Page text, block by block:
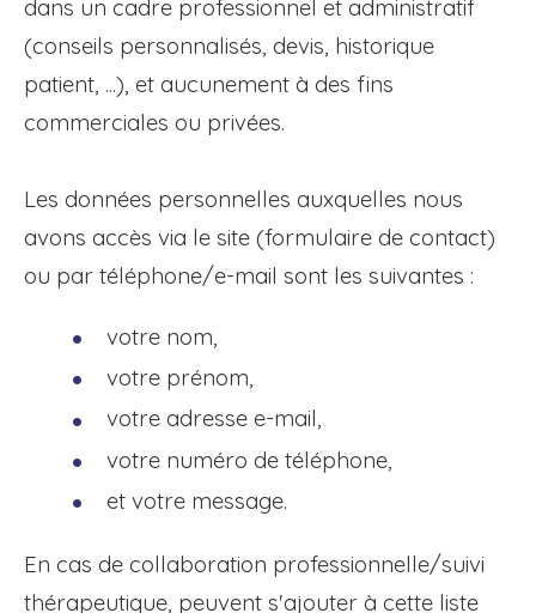
dans un cadre professionnel et administratif
(conseils personnalisés, devis, historique
patient, ...), et aucunement à des fins
commerciales ou privées.
Les données personnelles auxquelles nous
avons accès via le site (formulaire de contact)
ou par téléphone/e-mail sont les suivantes :
votre nom,
votre prénom,
votre adresse e-mail,
votre numéro de téléphone,
et votre message.
En cas de collaboration professionnelle/suivi
thérapeutique, peuvent s'ajouter à cette liste